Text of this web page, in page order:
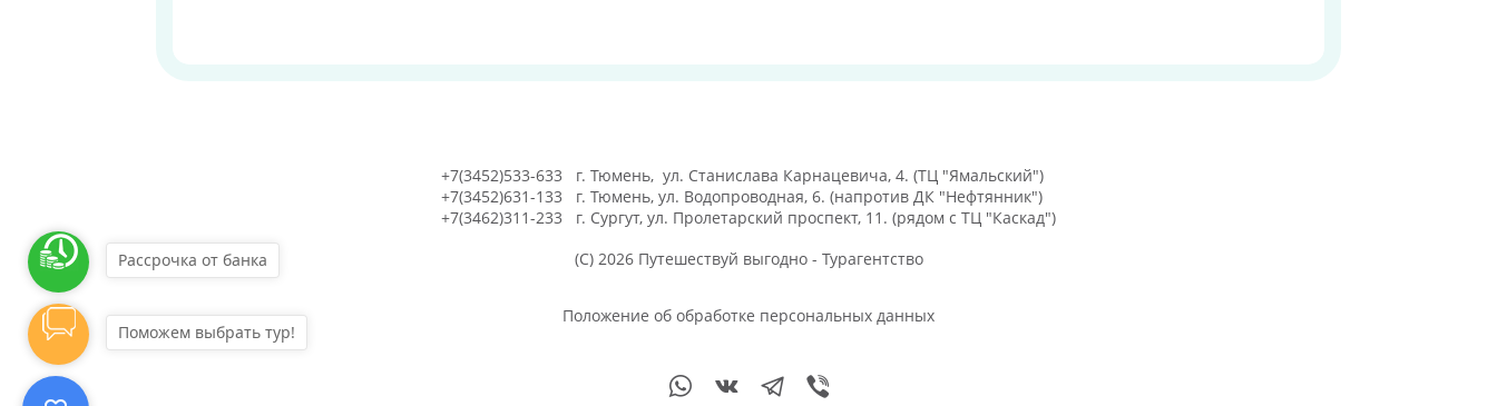
Рассрочка от банка
Поможем выбрать тур!
+7(3452)533-633
+7(3452)631-133
+7(3462)311-233
г. Тюмень, ул. Станислава Карнацевича, 4. (ТЦ "Ямальский")
г. Тюмень, ул. Водопроводная, 6. (напротив ДК "Нефтянник")
г. Сургут, ул. Пролетарский проспект, 11. (рядом с ТЦ "Каскад")
(C) 2026 Путешествуй выгодно - Турагентство
Положение об обработке персональных данных